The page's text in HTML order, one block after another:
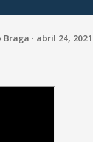
Braga abril 24, 2021